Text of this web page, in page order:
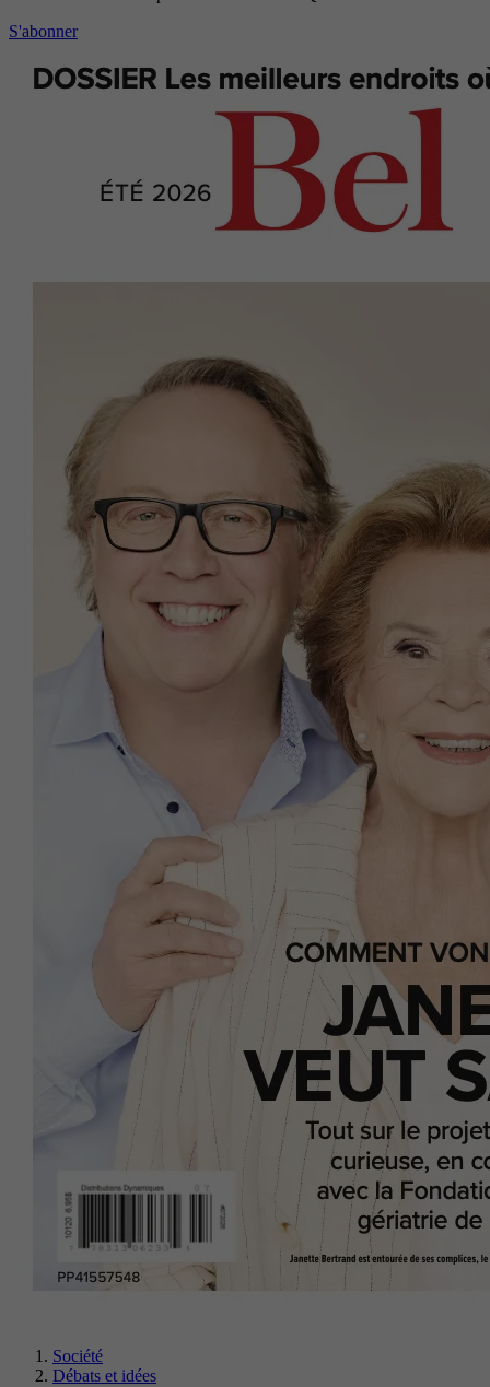
S'abonner
Société
Débats et idées